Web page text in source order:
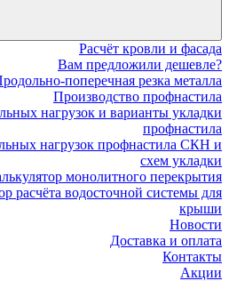
Расчёт кровли и фасада
Вам предложили дешевле?
поперечная резка металла
Производство профнастила
нагрузок и варианты укладки
профнастила
нагрузок профнастила СКН и
схем укладки
монолитного перекрытия
расчёта водосточной системы для
крыши
Новости
Доставка и оплата
Контакты
Акции